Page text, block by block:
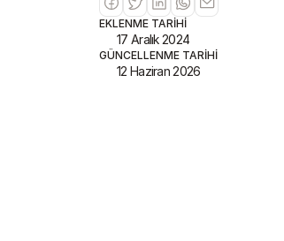
EKLENME TARİHİ
17 Aralık 2024
GÜNCELLENME TARİHİ
12 Haziran 2026